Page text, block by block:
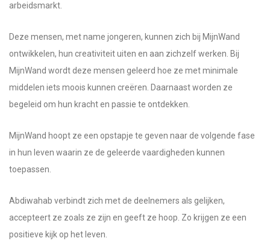
arbeidsmarkt.
Deze mensen, met name jongeren, kunnen zich bij MijnWand
ontwikkelen, hun creativiteit uiten en aan zichzelf werken. Bij
MijnWand wordt deze mensen geleerd hoe ze met minimale
middelen iets moois kunnen creëren. Daarnaast worden ze
begeleid om hun kracht en passie te ontdekken.
MijnWand hoopt ze een opstapje te geven naar de volgende fase
in hun leven waarin ze de geleerde vaardigheden kunnen
toepassen.
Abdiwahab verbindt zich met de deelnemers als gelijken,
accepteert ze zoals ze zijn en geeft ze hoop. Zo krijgen ze een
positieve kijk op het leven.